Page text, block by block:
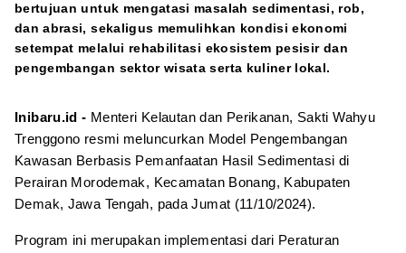
bertujuan untuk mengatasi masalah sedimentasi, rob,
dan abrasi, sekaligus memulihkan kondisi ekonomi
setempat melalui rehabilitasi ekosistem pesisir dan
pengembangan sektor wisata serta kuliner lokal.
Inibaru.id - Menteri Kelautan dan Perikanan, Sakti Wahyu
Trenggono resmi meluncurkan Model Pengembangan
Kawasan Berbasis Pemanfaatan Hasil Sedimentasi di
Perairan Morodemak, Kecamatan Bonang, Kabupaten
Demak, Jawa Tengah, pada Jumat (11/10/2024).
Program ini merupakan implementasi dari Peraturan